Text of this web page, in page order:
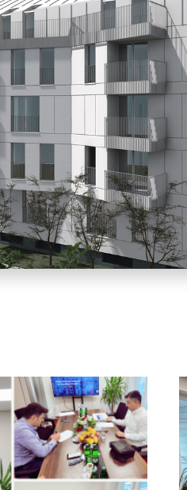
u Općini Ilidža, u blizini
niče moderan
Dvor“.
Po+Pr+3+M nudit će:
balkone i lođe,
gradnju po najvišim
zaštite i kvaliteta
OPŠIRNIJE